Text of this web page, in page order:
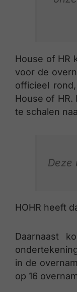
House of HR
voor de
officieel
House of
te schalen
Deze
HOHR heeft
Daarnaast
in de
op 16